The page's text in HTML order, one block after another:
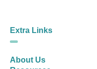
Extra Links
About Us